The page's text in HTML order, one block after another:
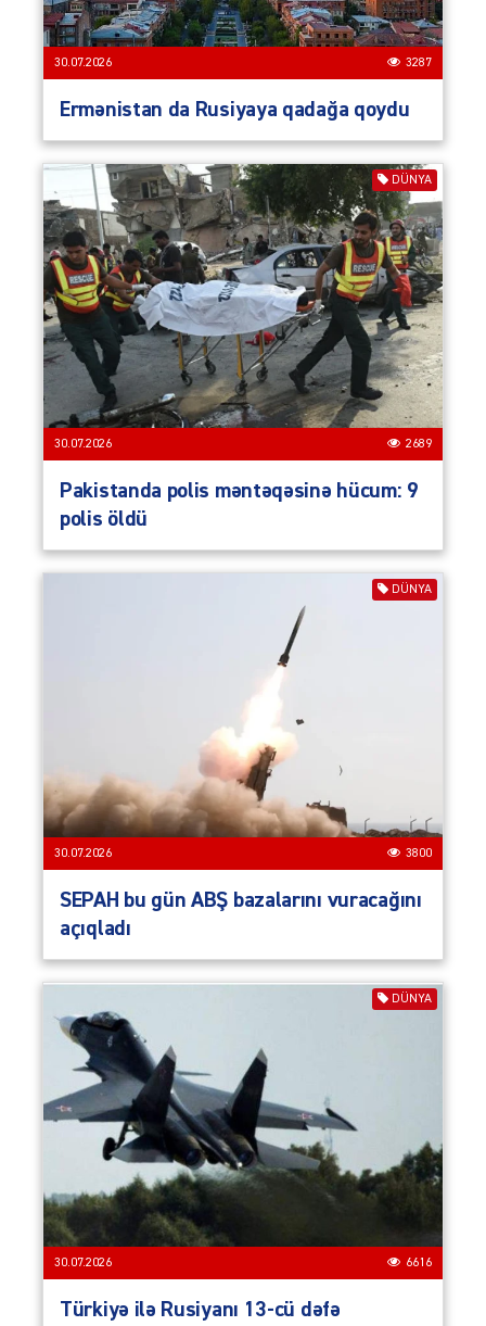
30.07.2026 3287
Ermənistan da Rusiyaya qadağa qoydu
DÜNYA
30.07.2026 2689
Pakistanda polis məntəqəsinə hücum: 9
polis öldü
DÜNYA
30.07.2026 3800
SEPAH bu gün ABŞ bazalarını vuracağını
açıqladı
DÜNYA
30.07.2026 6616
Türkiyə ilə Rusiyanı 13-cü dəfə